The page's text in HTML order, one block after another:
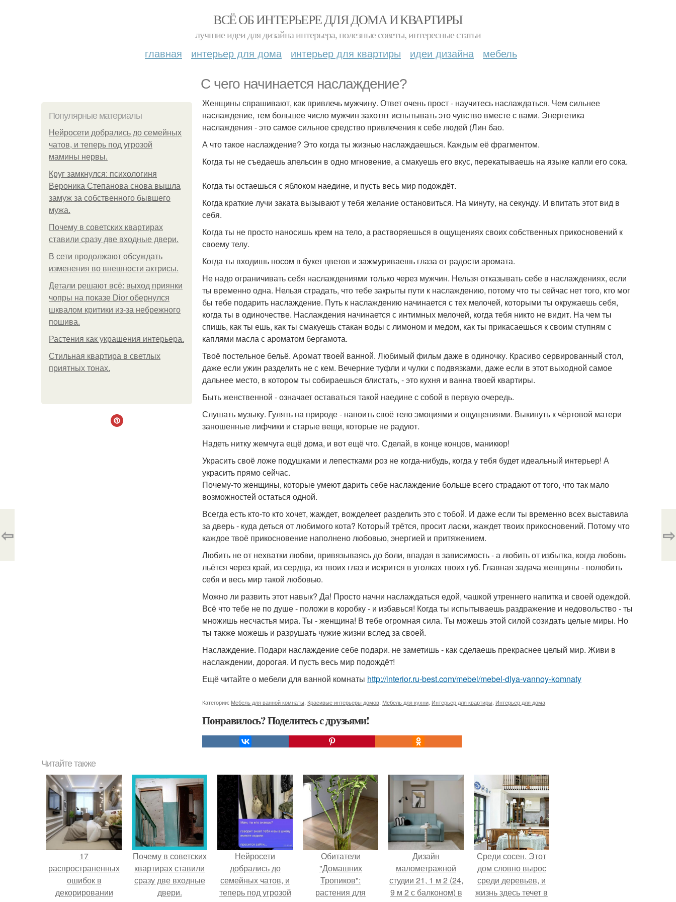
ВСЁ ОБ ИНТЕРЬЕРЕ ДЛЯ ДОМА И КВАРТИРЫ
лучшие идеи для дизайна интерьера, полезные советы, интересные статьи
главная интерьер для дома интерьер для квартиры идеи дизайна мебель
С чего начинается наслаждение?
Популярные материалы
Нейросети добрались до семейных
чатов, и теперь под угрозой
мамины нервы.
Круг замкнулся: психологиня
Вероника Степанова снова вышла
замуж за собственного бывшего
мужа.
Почему в советских квартирах
ставили сразу две входные двери.
В сети продолжают обсуждать
изменения во внешности актрисы.
Детали решают всё: выход приянки
чопры на показе Dior обернулся
шквалом критики из-за небрежного
пошива.
Растения как украшения интерьера.
Стильная квартира в светлых
приятных тонах.
Женщины спрашивают, как привлечь мужчину. Ответ очень прост - научитесь наслаждаться. Чем сильнее
наслаждение, тем большее число мужчин захотят испытывать это чувство вместе с вами. Энергетика
наслаждения - это самое сильное средство привлечения к себе людей (Лин бао.
А что такое наслаждение? Это когда ты жизнью наслаждаешься. Каждым её фрагментом.
Когда ты не съедаешь апельсин в одно мгновение, а смакуешь его вкус, перекатываешь на языке капли его сока.
Когда ты остаешься с яблоком наедине, и пусть весь мир подождёт.
Когда краткие лучи заката вызывают у тебя желание остановиться. На минуту, на секунду. И впитать этот вид в
себя.
Когда ты не просто наносишь крем на тело, а растворяешься в ощущениях своих собственных прикосновений к
своему телу.
Когда ты входишь носом в букет цветов и зажмуриваешь глаза от радости аромата.
Не надо ограничивать себя наслаждениями только через мужчин. Нельзя отказывать себе в наслаждениях, если
ты временно одна. Нельзя страдать, что тебе закрыты пути к наслаждению, потому что ты сейчас нет того, кто мог
бы тебе подарить наслаждение. Путь к наслаждению начинается с тех мелочей, которыми ты окружаешь себя,
когда ты в одиночестве. Наслаждения начинается с интимных мелочей, когда тебя никто не видит. На чем ты
спишь, как ты ешь, как ты смакуешь стакан воды с лимоном и медом, как ты прикасаешься к своим ступням с
каплями масла с ароматом бергамота.
Твоё постельное бельё. Аромат твоей ванной. Любимый фильм даже в одиночку. Красиво сервированный стол,
даже если ужин разделить не с кем. Вечерние туфли и чулки с подвязками, даже если в этот выходной самое
дальнее место, в котором ты собираешься блистать, - это кухня и ванна твоей квартиры.
Быть женственной - означает оставаться такой наедине с собой в первую очередь.
Слушать музыку. Гулять на природе - напоить своё тело эмоциями и ощущениями. Выкинуть к чёртовой матери
заношенные лифчики и старые вещи, которые не радуют.
Надеть нитку жемчуга ещё дома, и вот ещё что. Сделай, в конце концов, маникюр!
Украсить своё ложе подушками и лепестками роз не когда-нибудь, когда у тебя будет идеальный интерьер! А
украсить прямо сейчас.
Почему-то женщины, которые умеют дарить себе наслаждение больше всего страдают от того, что так мало
возможностей остаться одной.
Всегда есть кто-то кто хочет, жаждет, вожделеет разделить это с тобой. И даже если ты временно всех выставила
за дверь - куда деться от любимого кота? Который трётся, просит ласки, жаждет твоих прикосновений. Потому что
каждое твоё прикосновение наполнено любовью, энергией и притяжением.
Любить не от нехватки любви, привязываясь до боли, впадая в зависимость - а любить от избытка, когда любовь
льётся через край, из сердца, из твоих глаз и искрится в уголках твоих губ. Главная задача женщины - полюбить
себя и весь мир такой любовью.
Можно ли развить этот навык? Да! Просто начни наслаждаться едой, чашкой утреннего напитка и своей одеждой.
Всё что тебе не по душе - положи в коробку - и избавься! Когда ты испытываешь раздражение и недовольство - ты
множишь несчастья мира. Ты - женщина! В тебе огромная сила. Ты можешь этой силой созидать целые миры. Но
ты также можешь и разрушать чужие жизни вслед за своей.
Наслаждение. Подари наслаждение себе подари. не заметишь - как сделаешь прекраснее целый мир. Живи в
наслаждении, дорогая. И пусть весь мир подождёт!
Ещё читайте о мебели для ванной комнаты http://interior.ru-best.com/mebel/mebel-dlya-vannoy-komnaty
Категории: Мебель для ванной комнаты Красивые интерьеры домов Мебель для кухни Интерьер для квартиры Интерьер для дома
Понравилось? Поделитесь с друзьями!
⇦ ⇨
Читайте также
17
распространенных
ошибок в
декорировании
Почему в советских
квартирах ставили
сразу две входные
двери.
Нейросети
добрались до
семейных чатов, и
теперь под угрозой
Обитатели
"Домашних
Тропиков":
растения для
Дизайн
малометражной
студии 21, 1 м 2 (24,
9 м 2 с балконом) в
Среди сосен. Этот
дом словно вырос
среди деревьев, и
жизнь здесь течет в